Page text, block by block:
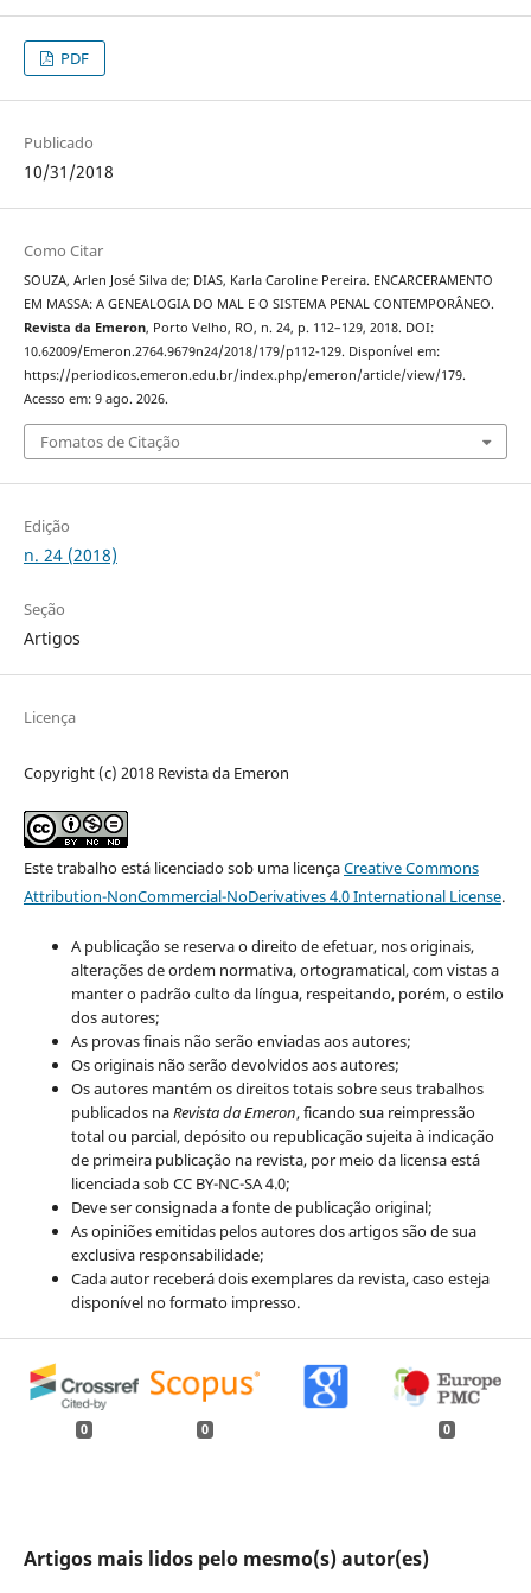
PDF
Publicado
10/31/2018
Como Citar
SOUZA, Arlen José Silva de; DIAS, Karla Caroline Pereira. ENCARCERAMENTO
EM MASSA: A GENEALOGIA DO MAL E O SISTEMA PENAL CONTEMPORÂNEO.
Revista da Emeron, Porto Velho, RO, n. 24, p. 112–129, 2018. DOI:
10.62009/Emeron.2764.9679n24/2018/179/p112-129. Disponível em:
https://periodicos.emeron.edu.br/index.php/emeron/article/view/179.
Acesso em: 9 ago. 2026.
Fomatos de Citação
Edição
n. 24 (2018)
Seção
Artigos
Licença
Copyright (c) 2018 Revista da Emeron
Este trabalho está licenciado sob uma licençaCreative Commons
Attribution-NonCommercial-NoDerivatives 4.0 International License.
A publicação se reserva o direito de efetuar, nos originais,
alterações de ordem normativa, ortogramatical, com vistas a
manter o padrão culto da língua, respeitando, porém, o estilo
dos autores;
As provas finais não serão enviadas aos autores;
Os originais não serão devolvidos aos autores;
Os autores mantém os direitos totais sobre seus trabalhos
publicados naRevista da Emeron, ficando sua reimpressão
total ou parcial, depósito ou republicação sujeita à indicação
de primeira publicação na revista, por meio da licensa está
licenciada sob CC BY-NC-SA 4.0;
Deve ser consignada a fonte de publicação original;
As opiniões emitidas pelos autores dos artigos são de sua
exclusiva responsabilidade;
Cada autor receberá dois exemplares da revista, caso esteja
disponível no formato impresso.
0 0 0
Artigos mais lidos pelo mesmo(s) autor(es)